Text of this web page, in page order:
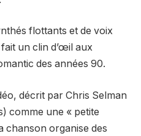
flottants et de voix
un clin d’œil aux
des années 90.
décrit par Chris Selman
comme une « petite
chanson organise des